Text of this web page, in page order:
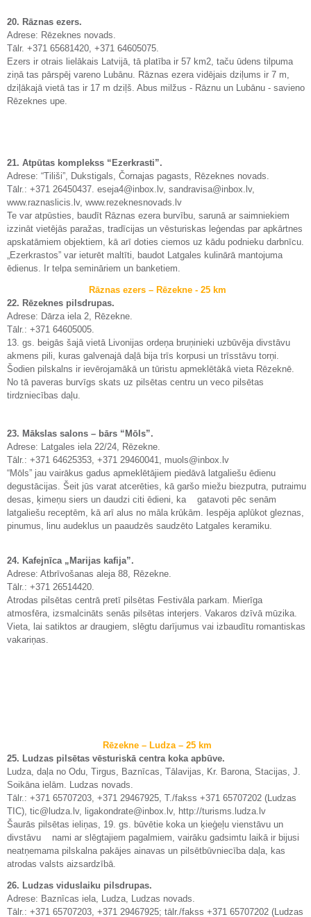
20. Rāznas ezers.
Adrese: Rēzeknes novads.
Tālr. +371 65681420, +371 64605075.
Ezers ir otrais lielākais Latvijā, tā platība ir 57 km2, taču ūdens tilpuma
ziņā tas pārspēj vareno Lubānu. Rāznas ezera vidējais dziļums ir 7 m,
dziļākajā vietā tas ir 17 m dziļš. Abus milžus - Rāznu un Lubānu - savieno
Rēzeknes upe.
21. Atpūtas komplekss “Ezerkrasti”.
Adrese: “Tiliši”, Dukstigals, Čornajas pagasts, Rēzeknes novads.
Tālr.: +371 26450437. eseja4@inbox.lv, sandravisa@inbox.lv,
www.raznaslicis.lv, www.rezeknesnovads.lv
Te var atpūsties, baudīt Rāznas ezera burvību, sarunā ar saimniekiem
izzināt vietējās paražas, tradīcijas un vēsturiskas leģendas par apkārtnes
apskatāmiem objektiem, kā arī doties ciemos uz kādu podnieku darbnīcu.
„Ezerkrastos” var ieturēt maltīti, baudot Latgales kulinārā mantojuma
ēdienus. Ir telpa semināriem un banketiem.
Rāznas ezers – Rēzekne - 25 km
22. Rēzeknes pilsdrupas.
Adrese: Dārza iela 2, Rēzekne.
Tālr.: +371 64605005.
13. gs. beigās šajā vietā Livonijas ordeņa bruņinieki uzbūvēja divstāvu
akmens pili, kuras galvenajā daļā bija trīs korpusi un trīsstāvu torņi.
Šodien pilskalns ir ievērojamākā un tūristu apmeklētākā vieta Rēzeknē.
No tā paveras burvīgs skats uz pilsētas centru un veco pilsētas
tirdzniecības daļu.
23. Mākslas salons – bārs “Mōls”.
Adrese: Latgales iela 22/24, Rēzekne.
Tālr.: +371 64625353, +371 29460041, muols@inbox.lv
“Mōls” jau vairākus gadus apmeklētājiem piedāvā latgaliešu ēdienu
degustācijas. Šeit jūs varat atcerēties, kā garšo miežu biezputra, putraimu
desas, ķimeņu siers un daudzi citi ēdieni, ka gatavoti pēc senām
latgaliešu receptēm, kā arī alus no māla krūkām. Iespēja aplūkot gleznas,
pinumus, linu audeklus un paaudzēs saudzēto Latgales keramiku.
24. Kafejnīca „Marijas kafija”.
Adrese: Atbrīvošanas aleja 88, Rēzekne.
Tālr.: +371 26514420.
Atrodas pilsētas centrā pretī pilsētas Festivāla parkam. Mierīga
atmosfēra, izsmalcināts senās pilsētas interjers. Vakaros dzīvā mūzika.
Vieta, lai satiktos ar draugiem, slēgtu darījumus vai izbaudītu romantiskas
vakariņas.
Rēzekne – Ludza – 25 km
25. Ludzas pilsētas vēsturiskā centra koka apbūve.
Ludza, daļa no Odu, Tirgus, Baznīcas, Tālavijas, Kr. Barona, Stacijas, J.
Soikāna ielām. Ludzas novads.
Tālr.: +371 65707203, +371 29467925, T./fakss +371 65707202 (Ludzas
TIC), tic@ludza.lv, ligakondrate@inbox.lv, http://turisms.ludza.lv
Šaurās pilsētas ieliņas, 19. gs. būvētie koka un ķieģeļu vienstāvu un
divstāvu nami ar slēgtajiem pagalmiem, vairāku gadsimtu laikā ir bijusi
neatņemama pilskalna pakājes ainavas un pilsētbūvniecība daļa, kas
atrodas valsts aizsardzībā.
26. Ludzas viduslaiku pilsdrupas.
Adrese: Baznīcas iela, Ludza, Ludzas novads.
Tālr.: +371 65707203, +371 29467925; tālr./fakss +371 65707202 (Ludzas